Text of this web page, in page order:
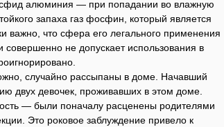
алюминия — при попадании во влажную
запаха газ фосфин, который является
что сфера его легального применения
не допускает использования в
случайно рассыпаны в доме. Начавший
двух девочек, проживавших в этом доме.
— были поначалу расценены родителями
Это роковое заблуждение привело к